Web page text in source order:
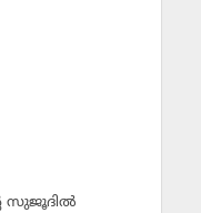
സുജൂദില്‍